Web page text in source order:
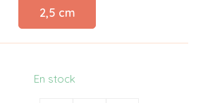
2,5 cm
En stock